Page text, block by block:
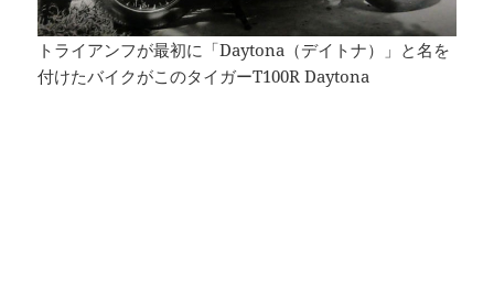
トライアンフが最初に「Daytona（デイトナ）」と名を
付けたバイクがこのタイガーT100R Daytona